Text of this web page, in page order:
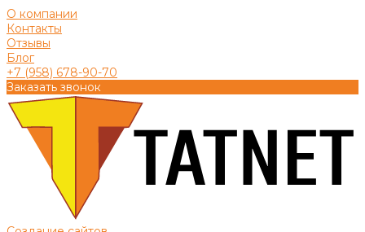
О компании
Контакты
Отзывы
Блог
+7 (958) 678-90-70
Заказать звонок